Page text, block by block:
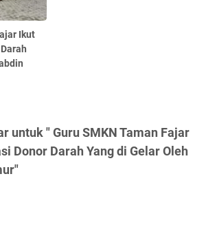
Ikut
untuk " Guru SMKN Taman Fajar
Donor Darah Yang di Gelar Oleh